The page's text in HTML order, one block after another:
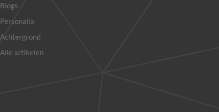
Blogs
Personalia
Achtergrond
Alle artikelen